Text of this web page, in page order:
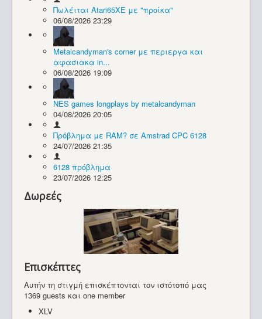
Συλλογές / Projects
Υπολογιστές
Πωλέιται Atari65XE με "προίκα"
06/08/2026 23:29
Metalcandyman's corner με περιεργα και
αφασιακα in...
06/08/2026 19:09
NES games longplays by metalcandyman
04/08/2026 20:05
Πρόβλημα με RAM? σε Amstrad CPC 6128
24/07/2026 21:35
6128 πρόβλημα
23/07/2026 12:25
Δωρεές
Επισκέπτες
Αυτήν τη στιγμή επισκέπτονται τον ιστότοπό μας
1369 guests και one member
XLV